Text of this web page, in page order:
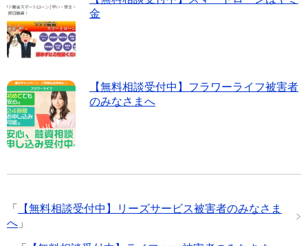
金
【無料相談受付中】フラワーライフ被害者
のみなさまへ
「
【無料相談受付中】リーズサービス被害者のみなさま
へ 」